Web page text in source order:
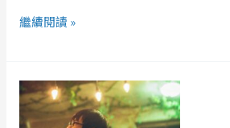
也
種
放
鬆
繼續閱讀 »
苔
熊